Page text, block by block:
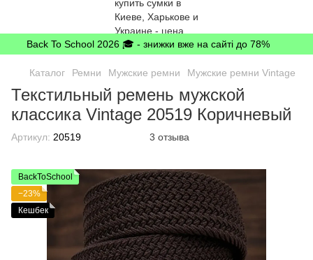
Back To School 2026 🎓 - знижки вже на сайті до 78%
Каталог Ремни Мужские ремни Мужские ремни Vintage
Текстильный ремень мужской
классика Vintage 20519 Коричневый
Артикул: 20519 3 отзыва
BackToSchool
−23%
Кешбек